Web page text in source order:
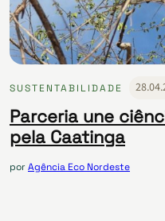
SUSTENTABILIDADE
Parceria une
pela Caatinga
porAgência Eco Nordeste